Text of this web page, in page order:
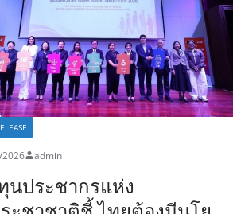
admin
นประชากรแห่ง